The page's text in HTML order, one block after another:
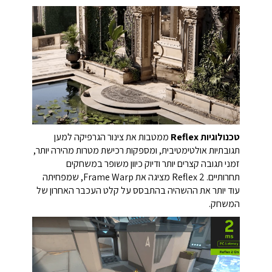
טכנולוגיות Reflex
ממטבות את צינור הגרפיקה למען
תגובתיות אולטימטיבית, ומספקות רכישת מטרות מהירה יותר,
זמני תגובה קצרים יותר ודיוק כיוון משופר במשחקים
תחרותיים. Reflex 2 מציגה את Frame Warp, שמפחיתה
עוד יותר את ההשהיה בהתבסס על קלט העכבר האחרון של
המשחק.